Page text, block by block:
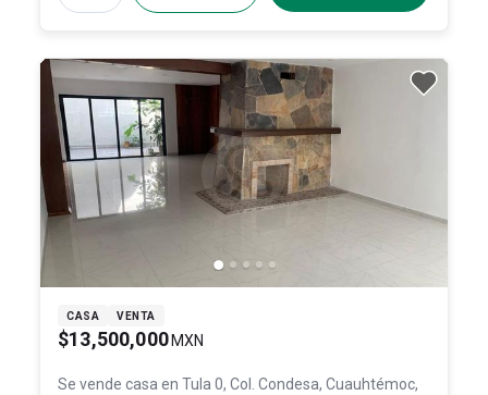
CASA VENTA
$13,500,000 MXN
Se vende casa en Tula 0, Col. Condesa, Cuauhtémoc,